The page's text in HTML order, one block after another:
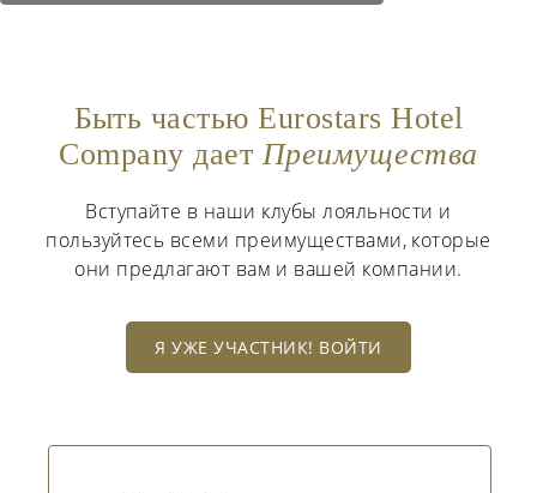
Быть частью Eurostars Hotel
Company дает Преимущества
Вступайте в наши клубы лояльности и
пользуйтесь всеми преимуществами, которые
они предлагают вам и вашей компании.
Я УЖЕ УЧАСТНИК! ВОЙТИ